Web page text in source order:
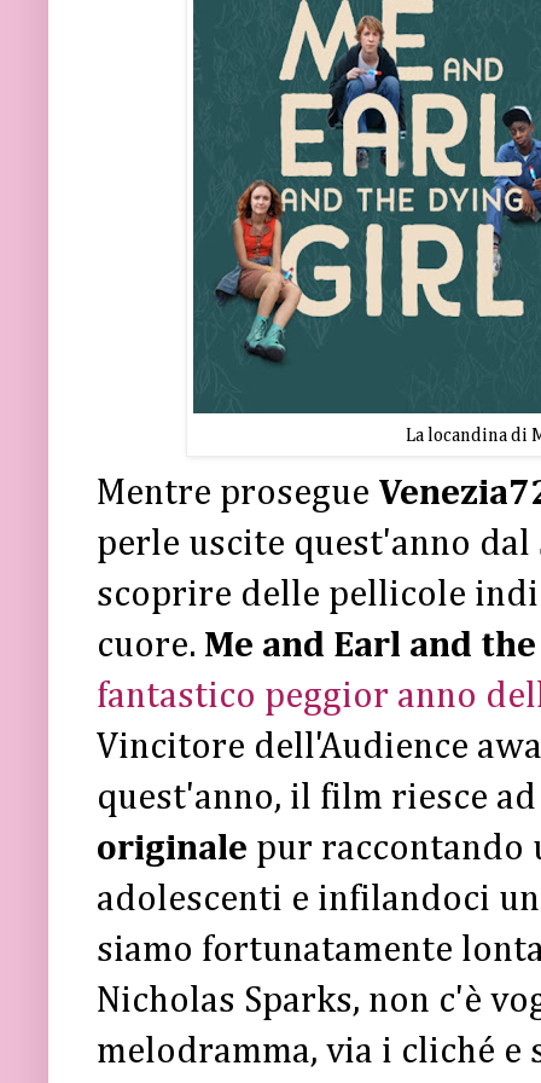
La locandina di
Mentre prosegue
perle uscite quest'anno dal
scoprire delle pellicole
cuore. Me and Earl and
fantastico peggior anno
Vincitore dell'Audience
quest'anno, il film riesce
originale pur raccontando
adolescenti e infilandoci
siamo fortunatamente
Nicholas Sparks, non c'è
melodramma, via i cliché